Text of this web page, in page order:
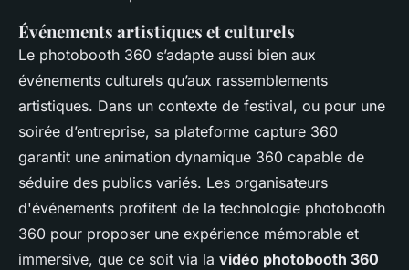
Événements artistiques et culturels
Le photobooth 360 s’adapte aussi bien aux
événements culturels qu’aux rassemblements
artistiques. Dans un contexte de festival, ou pour une
soirée d’entreprise, sa plateforme capture 360
garantit une animation dynamique 360 capable de
séduire des publics variés. Les organisateurs
d'événements profitent de la technologie photobooth
360 pour proposer une expérience mémorable et
immersive, que ce soit via la vidéo photobooth 360